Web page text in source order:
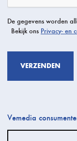
De gegevens worden
Bekijk ons Privacy- en
Vemedia